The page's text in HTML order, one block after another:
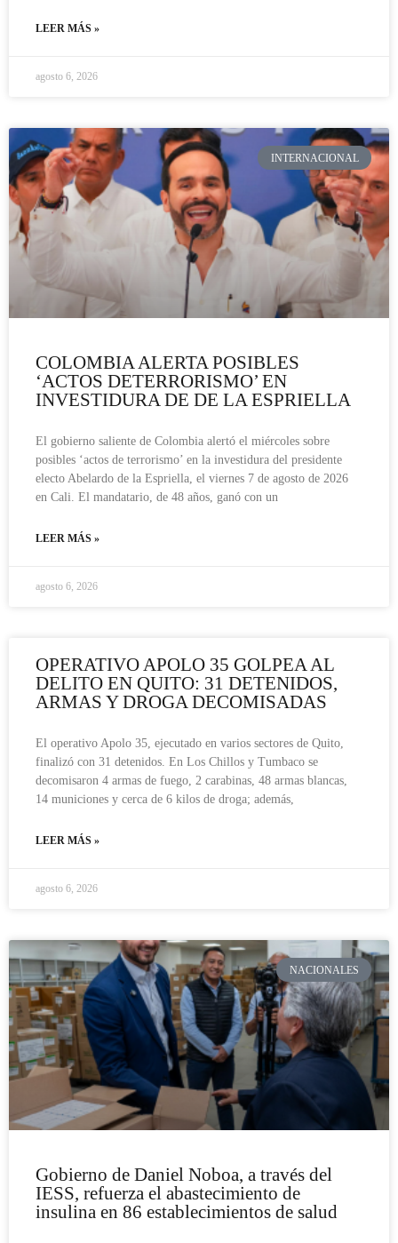
LEER MÁS »
agosto 6, 2026
INTERNACIONAL
COLOMBIA ALERTA POSIBLES
‘ACTOS DETERRORISMO’ EN
INVESTIDURA DE DE LA ESPRIELLA
El gobierno saliente de Colombia alertó el miércoles sobre
posibles ‘actos de terrorismo’ en la investidura del presidente
electo Abelardo de la Espriella, el viernes 7 de agosto de 2026
en Cali. El mandatario, de 48 años, ganó con un
LEER MÁS »
agosto 6, 2026
OPERATIVO APOLO 35 GOLPEA AL
DELITO EN QUITO: 31 DETENIDOS,
ARMAS Y DROGA DECOMISADAS
El operativo Apolo 35, ejecutado en varios sectores de Quito,
finalizó con 31 detenidos. En Los Chillos y Tumbaco se
decomisaron 4 armas de fuego, 2 carabinas, 48 armas blancas,
14 municiones y cerca de 6 kilos de droga; además,
LEER MÁS »
agosto 6, 2026
NACIONALES
Gobierno de Daniel Noboa, a través del
IESS, refuerza el abastecimiento de
insulina en 86 establecimientos de salud